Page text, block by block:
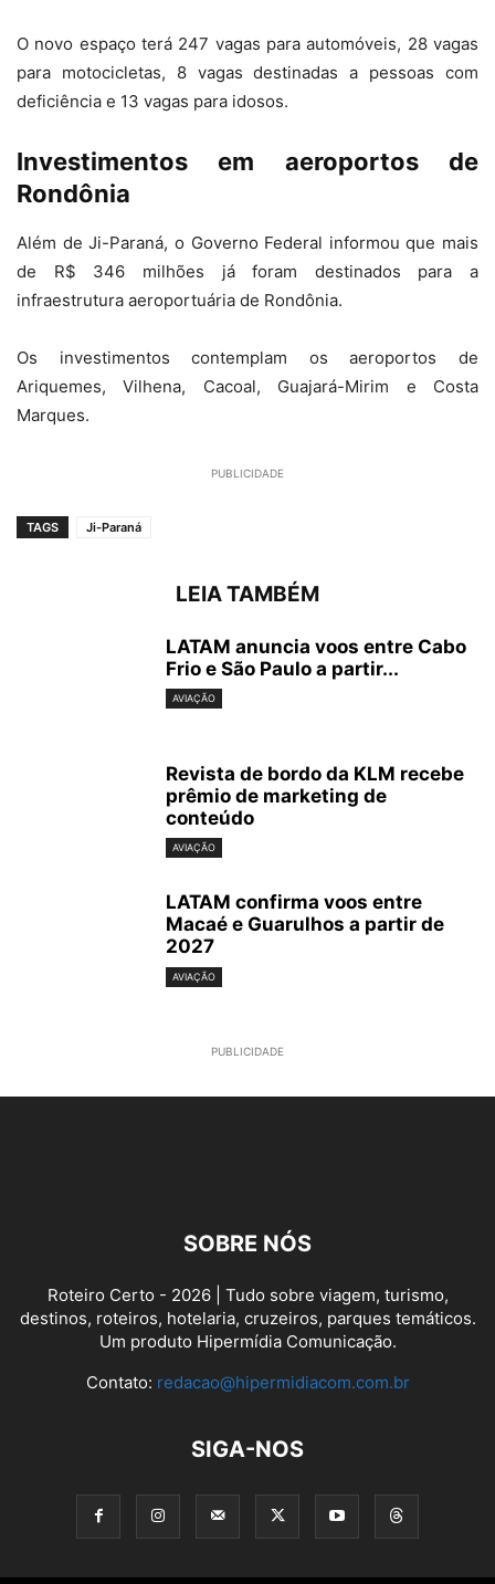
O novo espaço terá 247 vagas para automóveis, 28 vagas
para motocicletas, 8 vagas destinadas a pessoas com
deficiência e 13 vagas para idosos.
Investimentos em aeroportos de
Rondônia
Além de Ji-Paraná, o Governo Federal informou que mais
de R$ 346 milhões já foram destinados para a
infraestrutura aeroportuária de Rondônia.
Os investimentos contemplam os aeroportos de
Ariquemes, Vilhena, Cacoal, Guajará-Mirim e Costa
Marques.
PUBLICIDADE
TAGS Ji-Paraná
LEIA TAMBÉM
LATAM anuncia voos entre Cabo
Frio e São Paulo a partir...
AVIAÇÃO
Revista de bordo da KLM recebe
prêmio de marketing de
conteúdo
AVIAÇÃO
LATAM confirma voos entre
Macaé e Guarulhos a partir de
2027
AVIAÇÃO
PUBLICIDADE
SOBRE NÓS
Roteiro Certo - 2026 | Tudo sobre viagem, turismo,
destinos, roteiros, hotelaria, cruzeiros, parques temáticos.
Um produto Hipermídia Comunicação.
Contato: redacao@hipermidiacom.com.br
SIGA-NOS